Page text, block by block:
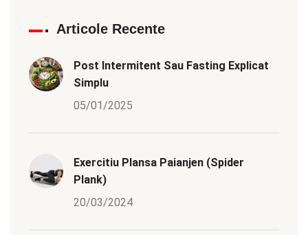
Articole Recente
Post Intermitent Sau Fasting Explicat
Simplu
05/01/2025
Exercitiu Plansa Paianjen (Spider
Plank)
20/03/2024